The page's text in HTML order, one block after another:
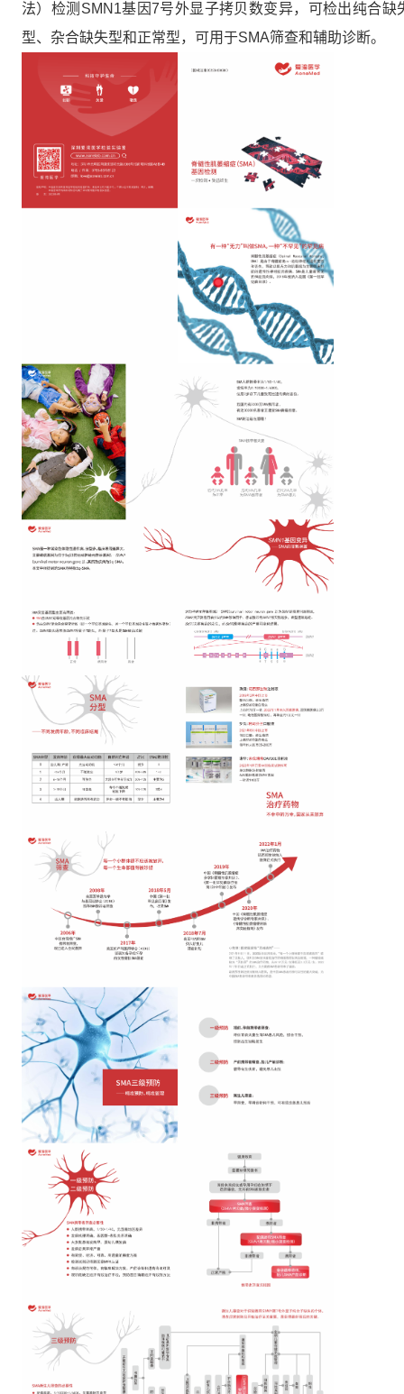
法）检测SMN1基因7号外显子拷贝数变异，可检出纯合缺
型、杂合缺失型和正常型，可用于SMA筛查和辅助诊断。